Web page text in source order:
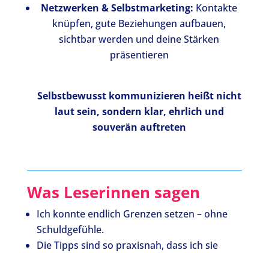
Netzwerken & Selbstmarketing: Kontakte
knüpfen, gute Beziehungen aufbauen,
sichtbar werden und deine Stärken
präsentieren
Selbstbewusst kommunizieren heißt nicht
laut sein, sondern klar, ehrlich und
souverän auftreten
Was Leserinnen sagen
Ich konnte endlich Grenzen setzen – ohne
Schuldgefühle.
Die Tipps sind so praxisnah, dass ich sie